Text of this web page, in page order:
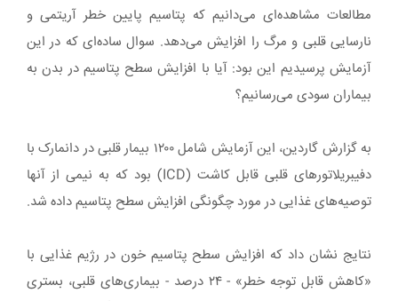
مطالعات مشاهده‌ای می‌دانیم که پتاسیم پایین خطر آریتمی و
نارسایی قلبی و مرگ را افزایش می‌دهد. سوال ساده‌ای که در این
آزمایش پرسیدیم این بود: آیا با افزایش سطح پتاسیم در بدن به
بیماران سودی می‌رسانیم؟
به گزارش گاردین، این آزمایش شامل ۱۲۰۰ بیمار قلبی در دانمارک با
دفیبریلاتورهای قلبی قابل کاشت (ICD) بود که به نیمی از آنها
توصیه‌های غذایی در مورد چگونگی افزایش سطح پتاسیم داده شد.
نتایج نشان داد که افزایش سطح پتاسیم خون در رژیم غذایی با
«کاهش قابل توجه خطر» - ۲۴ درصد - بیماری‌های قلبی، بستری